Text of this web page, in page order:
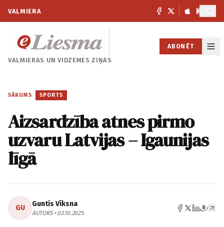
VALMIERA
VALMIERAS UNVIDZEMES ZIŅAS
ABONĒT
SĀKUMS / SPORTS
Aizsardzība atnes pirmo
uzvaru Latvijas – Igaunijas
līgā
GU Guntis Vīksna
AUTORS • 03.10.2025.